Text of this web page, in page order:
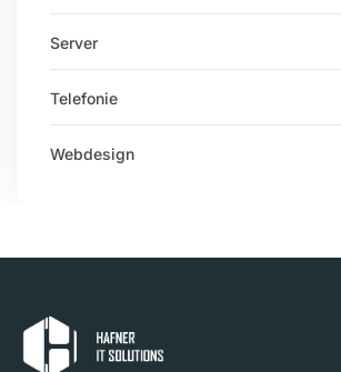
Server
Telefonie
Webdesign